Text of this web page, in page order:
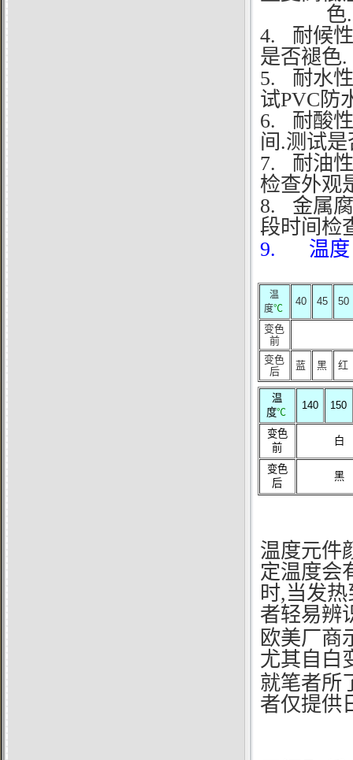
色.
4.
耐候
是否褪色.
5.
耐水
试PVC防
6.
耐酸
间.测试
7.
耐油
检查外观
8.
金属
段时间检
9. 温度
温
度℃
40 45 50
变色
前
变色
后
蓝 黑 红
温
度℃
140 150
变色
前
白
变色
后
黑
温度元件
定温度会
时,当发
者轻易辨
欧美厂商
尤其自白
就笔者所
者仅提供